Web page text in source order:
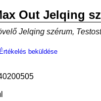
Out Jelqing
Jelqing szérum,
Értékelés beküldése